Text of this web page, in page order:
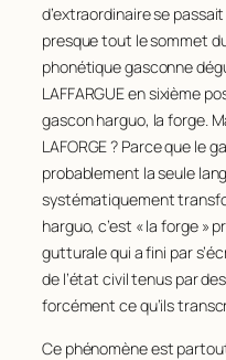
d’extraordinaire se
presque tout le sommet
phonétique gasconne
LAFFARGUE en sixième
gasconharguo, la forge.
LAFORGE ? Parce que le
probablement la seule
systématiquement
harguo, c’est « la forge »
gutturale qui a fini par
de l’état civil tenus par
forcément ce qu’ils
Ce phénomène est